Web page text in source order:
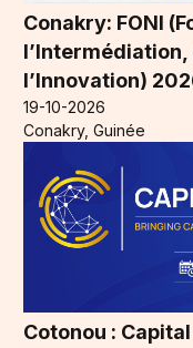
Conakry: FONI
l’Innovation)
19-10-2026
Conakry, Guinée
Cotonou :